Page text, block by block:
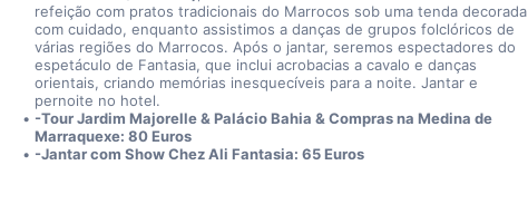
refeição com pratos tradicionais do Marrocos sob uma tenda decorada
com cuidado, enquanto assistimos a danças de grupos folclóricos de
várias regiões do Marrocos. Após o jantar, seremos espectadores do
espetáculo de Fantasia, que inclui acrobacias a cavalo e danças
orientais, criando memórias inesquecíveis para a noite. Jantar e
pernoite no hotel.
-Tour Jardim Majorelle & Palácio Bahia & Compras na Medina de
Marraquexe: 80 Euros
-Jantar com Show Chez Ali Fantasia: 65 Euros